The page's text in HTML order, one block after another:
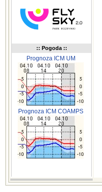
:: Pogoda ::
Prognoza ICM UM
Prognoza ICM COAMPS